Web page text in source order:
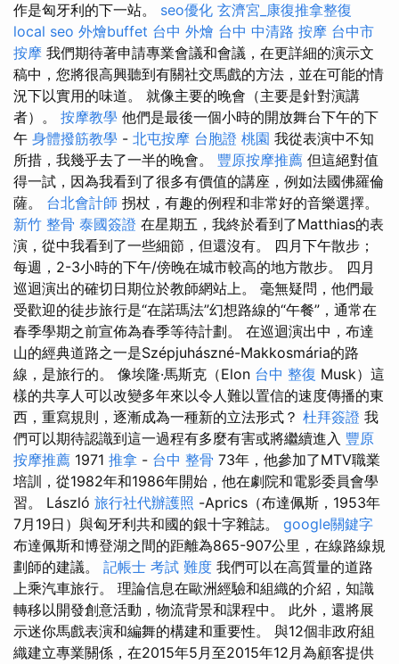
作是匈牙利的下一站。 seo優化 玄濟宮_康復推拿整復
local seo 外燴buffet 台中 外燴 台中 中清路 按摩 台中市
按摩 我們期待著申請專業會議和會議，在更詳細的演示文
稿中，您將很高興聽到有關社交馬戲的方法，並在可能的情
況下以實用的味道。 就像主要的晚會（主要是針對演講
者）。 按摩教學 他們是最後一個小時的開放舞台下午的下
午 身體撥筋教學 - 北屯按摩 台胞證 桃園 我從表演中不知
所措，我幾乎去了一半的晚會。 豐原按摩推薦 但這絕對值
得一試，因為我看到了很多有價值的講座，例如法國佛羅倫
薩。 台北會計師 拐杖，有趣的例程和非常好的音樂選擇。
新竹 整骨 泰國簽證 在星期五，我終於看到了Matthias的表
演，從中我看到了一些細節，但還沒有。 四月下午散步；
每週，2-3小時的下午/傍晚在城市較高的地方散步。 四月
巡迴演出的確切日期位於教師網站上。 毫無疑問，他們最
受歡迎的徒步旅行是“在諾瑪法”幻想路線的“午餐”，通常在
春季學期之前宣佈為春季等待計劃。 在巡迴演出中，布達
山的經典道路之一是Szépjuhászné-Makkosmária的路
線，是旅行的。 像埃隆·馬斯克（Elon 台中 整復 Musk）這
樣的共享人可以改變多年來以令人難以置信的速度傳播的東
西，重寫規則，逐漸成為一種新的立法形式？ 杜拜簽證 我
們可以期待認識到這一過程有多麼有害或將繼續進入 豐原
按摩推薦 1971 推拿 - 台中 整骨 73年，他參加了MTV職業
培訓，從1982年和1986年開始，他在劇院和電影委員會學
習。 László 旅行社代辦護照 -Aprics（布達佩斯，1953年
7月19日）與匈牙利共和國的銀十字雜誌。 google關鍵字
布達佩斯和博登湖之間的距離為865-907公里，在線路線規
劃師的建議。 記帳士 考試 難度 我們可以在高質量的道路
上乘汽車旅行。 理論信息在歐洲經驗和組織的介紹，知識
轉移以開發創意活動，物流背景和課程中。 此外，還將展
示迷你馬戲表演和編舞的構建和重要性。 與12個非政府組
織建立專業關係，在2015年5月至2015年12月為顧客提供